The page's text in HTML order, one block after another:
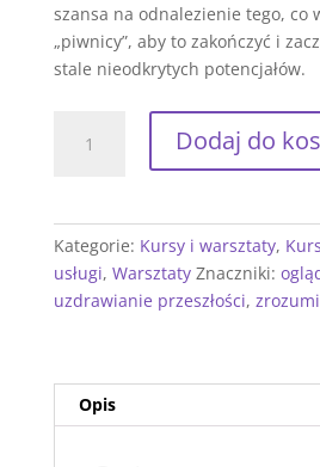
szansa na odnalezienie tego, co
„piwnicy”, aby to zakończyć i
stale nieodkrytych potencjałów.
Oglądanie
teraz
WARSZTAT
Dodaj do
Kategorie: Kursy i warsztaty,
usługi, Warsztaty Znaczniki:
uzdrawianie przeszłości,
Opis